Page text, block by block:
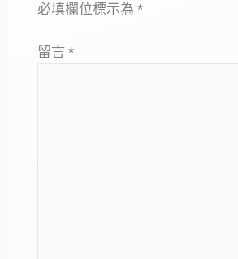
必填欄位標示為 *
留言 *